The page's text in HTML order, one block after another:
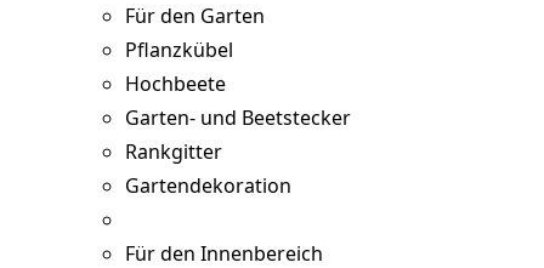
Für den Garten
Pflanzkübel
Hochbeete
Garten- und Beetstecker
Rankgitter
Gartendekoration
Für den Innenbereich